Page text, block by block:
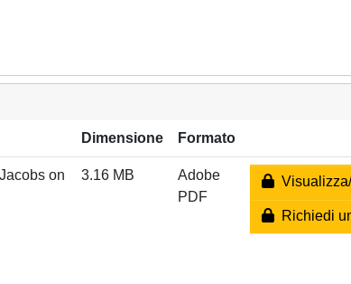
Dimensione Formato
on
3.16 MB
Adobe
PDF
Richiedi